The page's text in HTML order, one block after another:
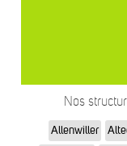
Nos
Allenwiller